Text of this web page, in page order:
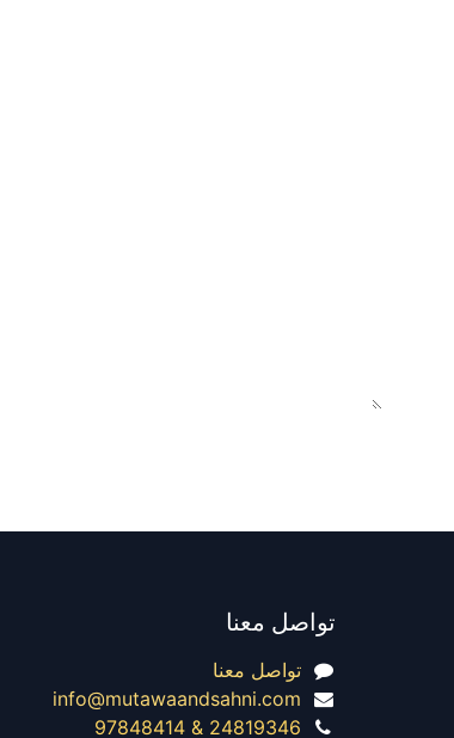
تواصل معنا
تواصل معنا
info@mutawaandsahni.com
24819346 & 97848414